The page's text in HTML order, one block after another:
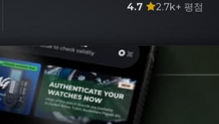
4.7 2.7k+ 평점